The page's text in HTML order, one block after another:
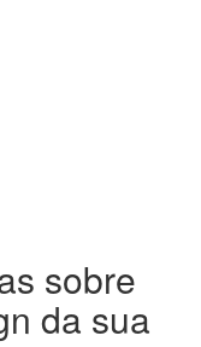
sobre
da sua